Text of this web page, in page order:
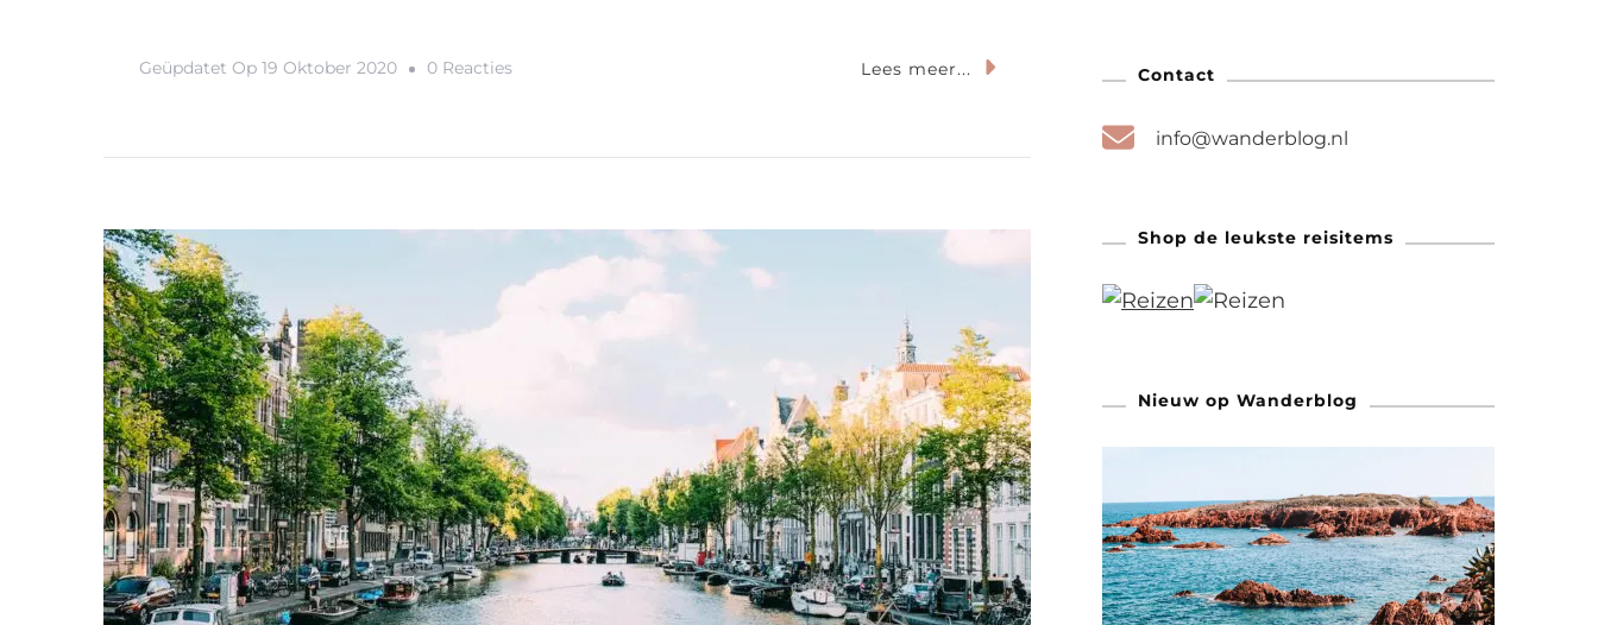
Geüpdatet Op 19 Oktober 2020 0 ReactiesOp
Nederland
Lees meer... Contact
info@wanderblog.nl
Shop de leukste reisitems
Nieuw op Wanderblog